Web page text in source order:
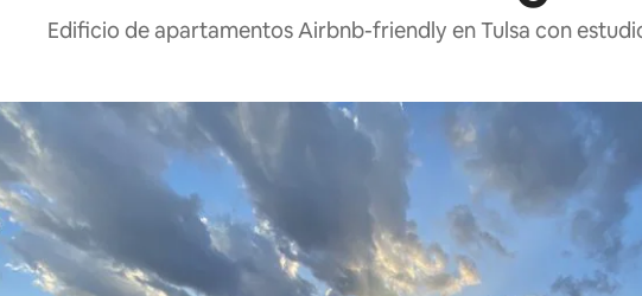
Edificio de apartamentos Airbnb-friendly en Tulsa con